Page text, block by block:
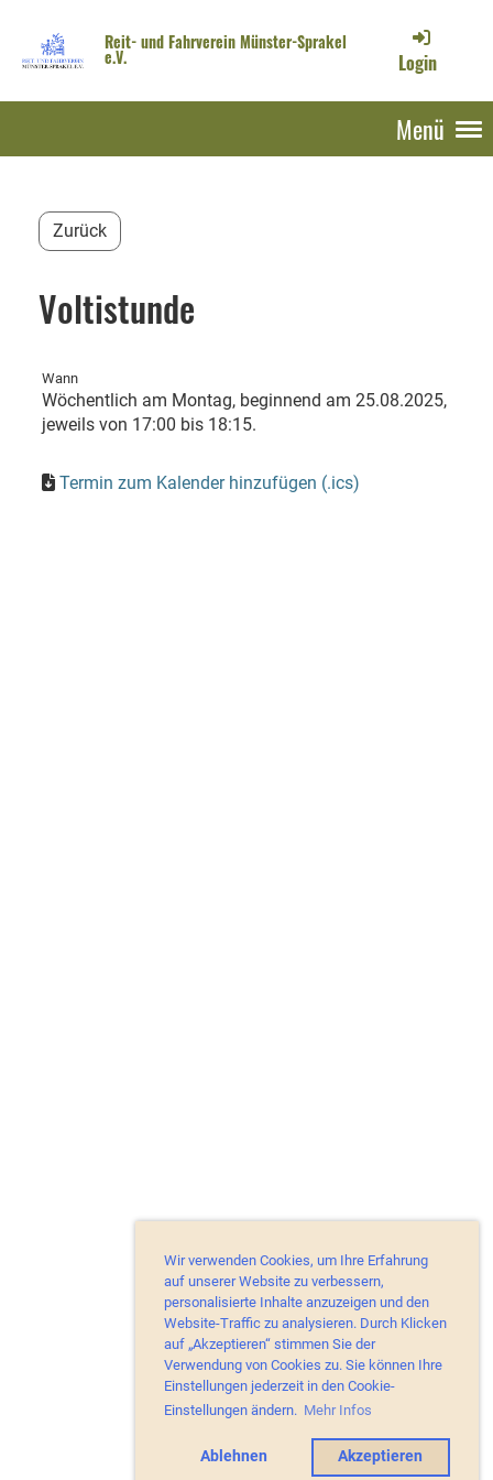
Wir verwenden Cookies, um Ihre Erfahrung
auf unserer Website zu verbessern,
personalisierte Inhalte anzuzeigen und den
Website-Traffic zu analysieren. Durch Klicken
auf „Akzeptieren“ stimmen Sie der
Verwendung von Cookies zu. Sie können Ihre
Einstellungen jederzeit in den Cookie-
Einstellungen ändern. Mehr Infos
Ablehnen Akzeptieren
Reit- und Fahrverein Münster-Sprakel
e.V. Login
Menü
Zurück
Voltistunde
Wann
Wöchentlich am Montag, beginnend am 25.08.2025,
jeweils von 17:00 bis 18:15.
Termin zum Kalender hinzufügen (.ics)